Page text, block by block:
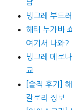
남
빙그레 부드
해태 누가바
여기서 나와?
빙그레 메로
교
[솔직 후기]
칼로리 정보